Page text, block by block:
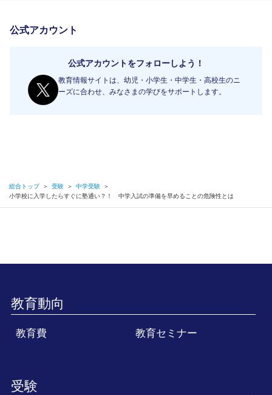
公式アカウント
公式アカウントをフォローしよう！
教育情報サイトは、幼児・小学生・中学生・高校生のニ
ーズに合わせ、みなさまの学びをサポートします。
総合トップ ＞ 受験 ＞ 中学受験
＞
小学校に入学したらすぐに塾通い？！ 中学入試の準備を早めることの危険性とは
教育動向
教育費 教育セミナー
受験